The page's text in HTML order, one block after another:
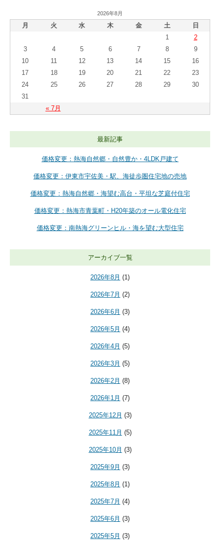
2026年8月
月 火 水 木 金 土 日
« 7月
1
2
3
4 5 6 7 8
9
10
11 12 13 14 15
16
17
18 19 20 21 22
23
24
25 26 27 28 29
30
31
最新記事
価格変更：熱海自然郷・自然豊か・4LDK戸建て
価格変更：伊東市宇佐美・駅、海徒歩圏住宅地の売地
価格変更：熱海自然郷・海望む高台・平坦な芝庭付住宅
価格変更：熱海市青葉町・H20年築のオール電化住宅
価格変更：南熱海グリーンヒル・海を望む大型住宅
アーカイブ一覧
2026年8月 (1)
2026年7月 (2)
2026年6月 (3)
2026年5月 (4)
2026年4月 (5)
2026年3月 (5)
2026年2月 (8)
2026年1月 (7)
2025年12月 (3)
2025年11月 (5)
2025年10月 (3)
2025年9月 (3)
2025年8月 (1)
2025年7月 (4)
2025年6月 (3)
2025年5月 (3)